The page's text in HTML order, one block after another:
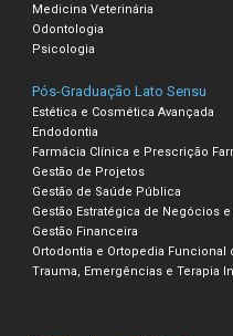
Medicina Veterinária
Odontologia
Psicologia
Pós-Graduação Lato Sensu
Estética e Cosmética Avançada
Endodontia
Farmácia Clínica e Prescrição
Gestão de Projetos
Gestão de Saúde Pública
Gestão Estratégica de Negócios
Gestão Financeira
Ortodontia e Ortopedia Funcional
Trauma, Emergências e Terapia